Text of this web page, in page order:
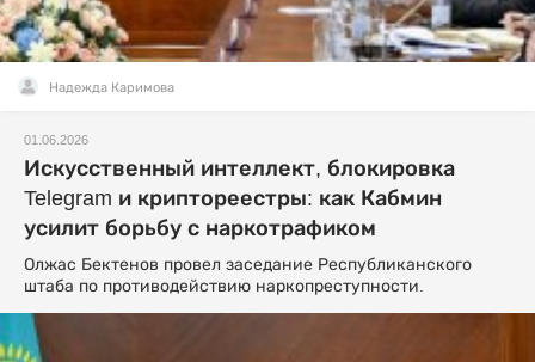
Надежда Каримова
01.06.2026
Искусственный интеллект, блокировка
Telegram и криптореестры: как Кабмин
усилит борьбу с наркотрафиком
Олжас Бектенов провел заседание Республиканского
штаба по противодействию наркопреступности.